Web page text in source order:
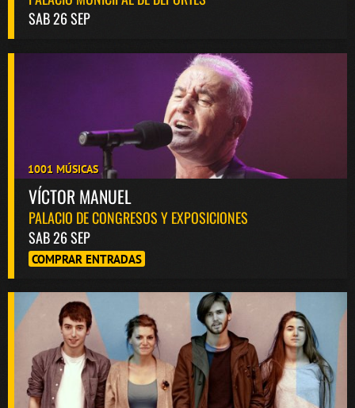
SAB 26 SEP
1001 MÚSICAS
VÍCTOR MANUEL
PALACIO DE CONGRESOS Y EXPOSICIONES
SAB 26 SEP
COMPRAR ENTRADAS